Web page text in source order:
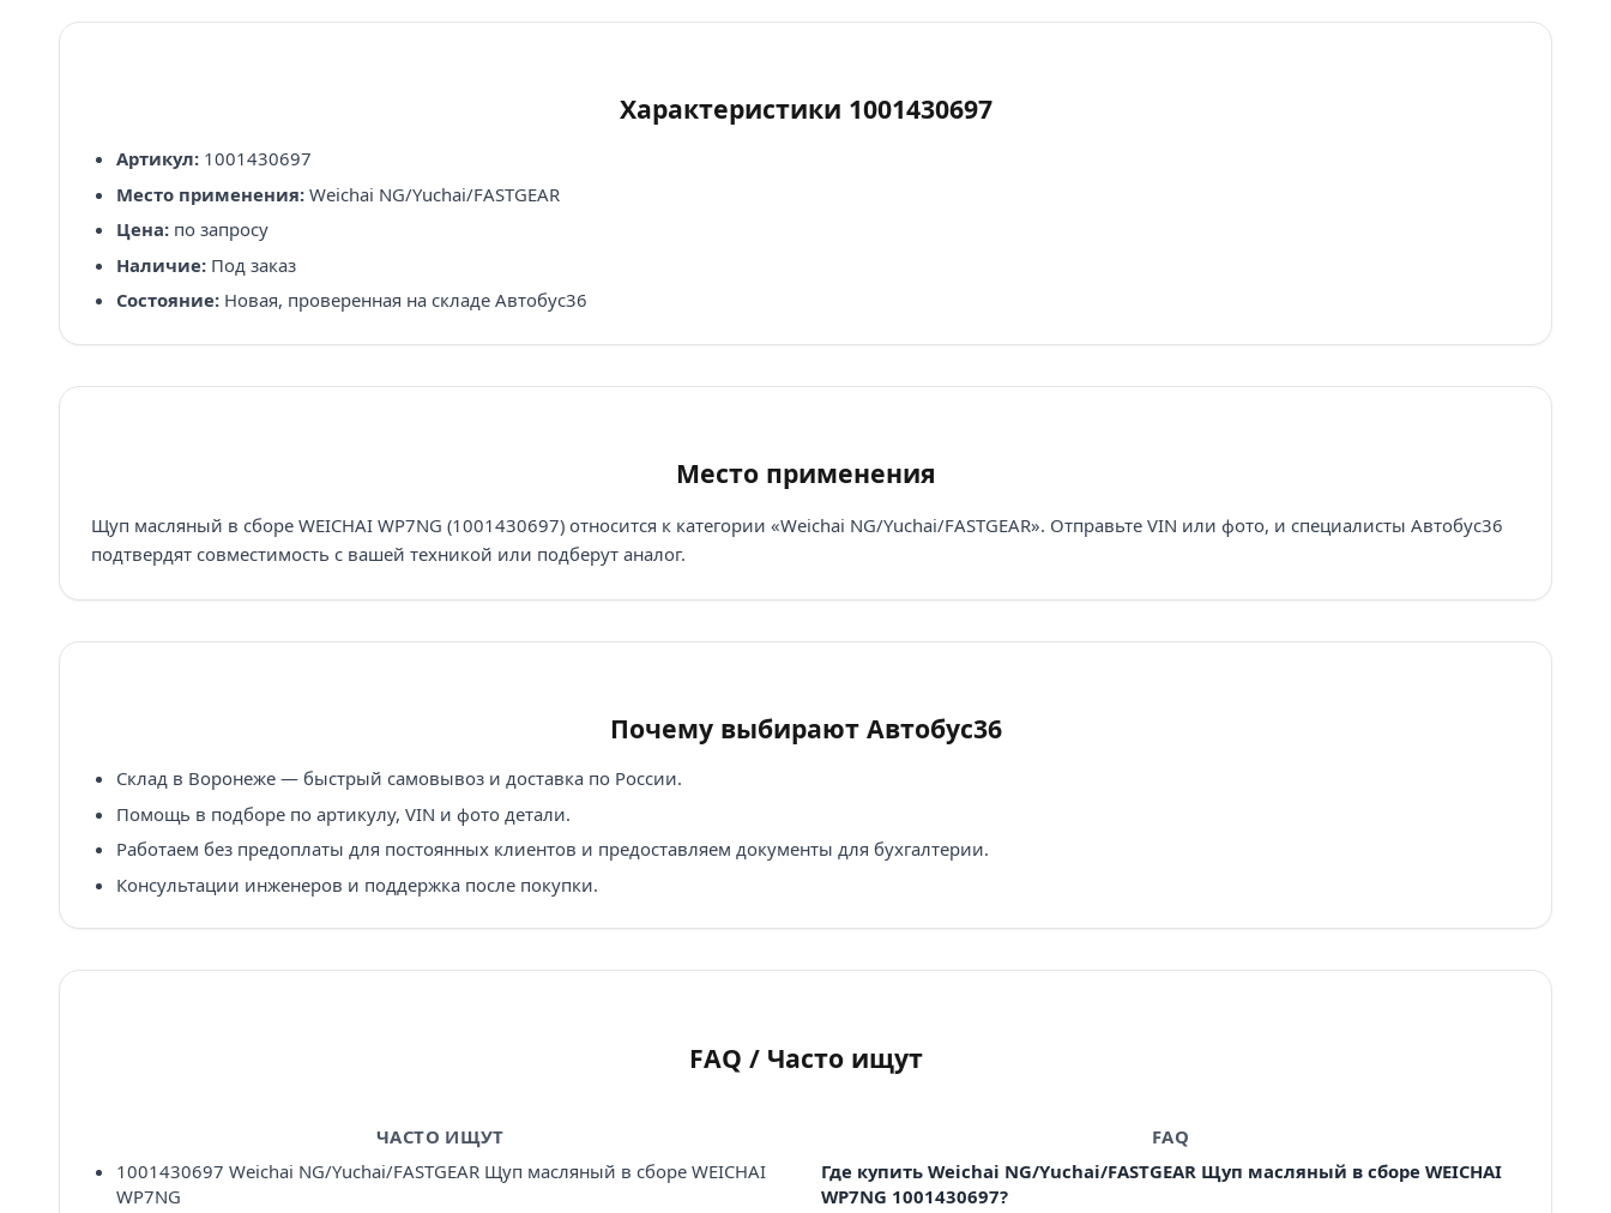
Характеристики 1001430697
Артикул:1001430697
Место применения:Weichai NG/Yuchai/FASTGEAR
Цена:по запросу
Наличие:Под заказ
Состояние:Новая, проверенная на складе Автобус36
Место применения
Щуп масляный в сборе WEICHAI WP7NG (1001430697) относится к категории «Weichai NG/Yuchai/FASTGEAR». Отправьте VIN или фото, и специалисты Автобус36
подтвердят совместимость с вашей техникой или подберут аналог.
Почему выбирают Автобус36
Склад в Воронеже — быстрый самовывоз и доставка по России.
Помощь в подборе по артикулу, VIN и фото детали.
Работаем без предоплаты для постоянных клиентов и предоставляем документы для бухгалтерии.
Консультации инженеров и поддержка после покупки.
FAQ / Часто ищут
ЧАСТО ИЩУТ
1001430697 Weichai NG/Yuchai/FASTGEAR Щуп масляный в сборе WEICHAI
WP7NG
FAQ
Где купить Weichai NG/Yuchai/FASTGEAR Щуп масляный в сборе WEICHAI
WP7NG 1001430697?